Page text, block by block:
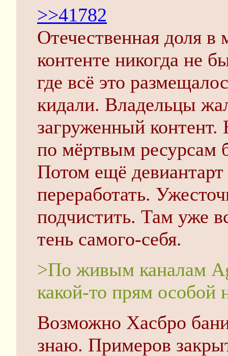
>>41782
Отечественная доля
контенте никогда не
где всё это
кидали. Владельцы
загруженный
по мёртвым ресурсам
Потом ещё
переработать.
подчистить. Там уже
тень самого-себя.
>По живым каналам
какой-то прям особой
Возможно Хасбро
знаю. Примеров